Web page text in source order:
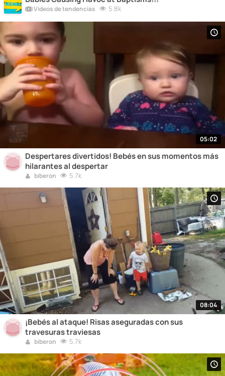
Vídeos de tendencias 5.8k
05:02
Despertares divertidos! Bebés en sus momentos más
hilarantes al despertar
biberon 5.7k
08:04
¡Bebés al ataque! Risas aseguradas con sus
travesuras traviesas
biberon 5.7k